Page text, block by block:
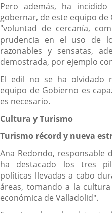
Pero además, ha
gobernar, de este equipo
"voluntad de cercanía,
prudencia en el uso de
razonables y sensatas,
demostrada, por ejemplo
El edil no se ha olvidado
equipo de Gobierno es
es necesario.
Cultura y Turismo
Turismo récord y nueva
Ana Redondo, responsable
ha destacado los tres
políticas llevadas a cabo
áreas, tomando a la
económica de Valladolid".